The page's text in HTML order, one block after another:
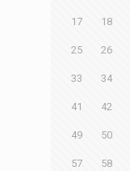
17 18
25 26
33 34
41 42
49 50
57 58